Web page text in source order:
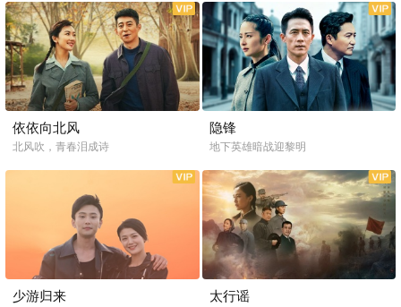
全38集
依依向北风
北风吹，青春泪成诗
全37集
隐锋
地下英雄暗战迎黎明
全16集
少游归来
全24集
太行谣